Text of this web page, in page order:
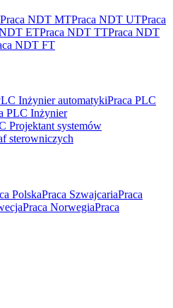
Praca NDT MTPraca NDT UTPraca
ETPraca NDT TTPraca NDT
NDT FT
Inżynier automatykiPraca PLC
PLC Inżynier
Projektant systemów
sterowniczych
PolskaPraca SzwajcariaPraca
Praca NorwegiaPraca